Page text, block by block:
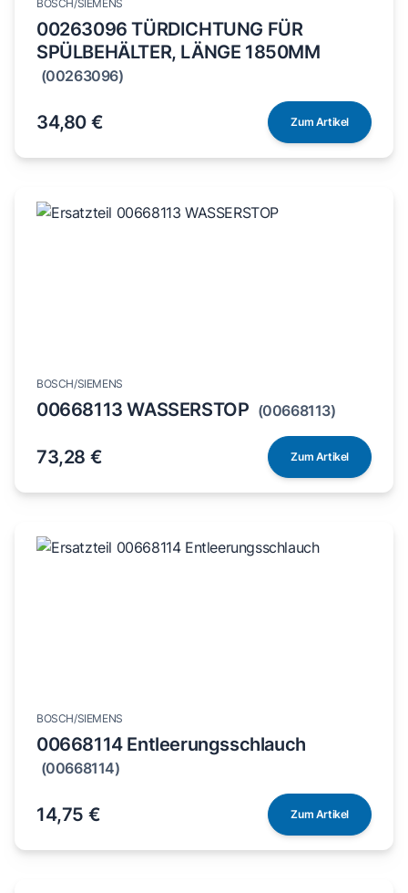
BOSCH/SIEMENS
00263096 TÜRDICHTUNG FÜR
SPÜLBEHÄLTER, LÄNGE 1850MM
(00263096)
34,80 € Zum Artikel
BOSCH/SIEMENS
(00668113)
73,28 € Zum Artikel
BOSCH/SIEMENS
00668114 Entleerungsschlauch
(00668114)
14,75 € Zum Artikel